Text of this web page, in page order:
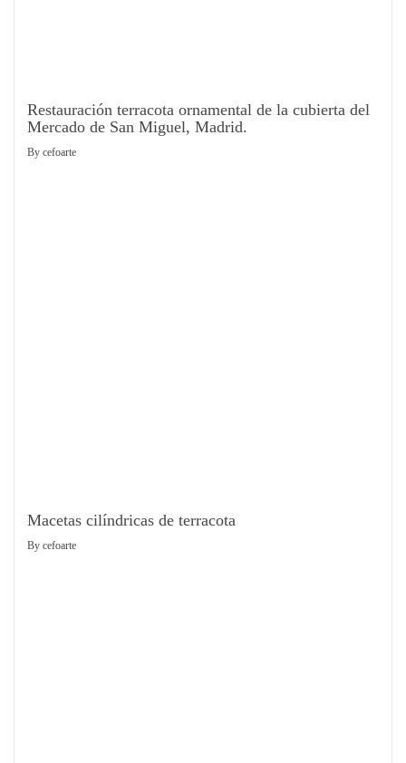
Restauración terracota ornamental de la cubierta del
Mercado de San Miguel, Madrid.
By cefoarte
Macetas cilíndricas de terracota
By cefoarte